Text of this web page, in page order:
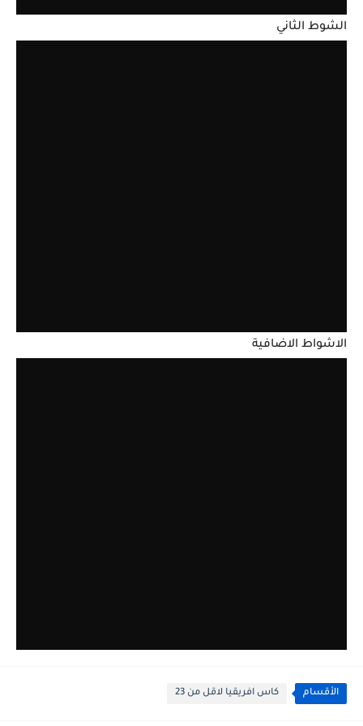
الشوط الثاني
الاشواط الاضافية
الأقسام كاس افريقيا لاقل من 23